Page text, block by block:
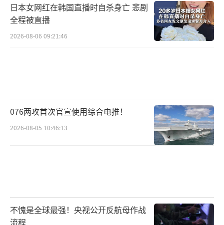
日本女网红在韩国直播时自杀身亡 悲剧
全程被直播
2026-08-06 09:21:46
076两攻首次官宣使用综合电推！
2026-08-05 10:46:13
不愧是全球最强！央视公开反航母作战
流程